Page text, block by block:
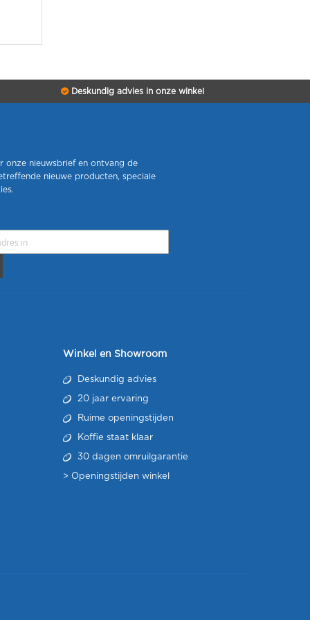
Deskundig advies in onze winkel
onze nieuwsbrief en ontvang de
nieuwe producten, speciale
Winkel en Showroom
Deskundig advies
20 jaar ervaring
Ruime openingstijden
Koffie staat klaar
30 dagen omruilgarantie
> Openingstijden winkel